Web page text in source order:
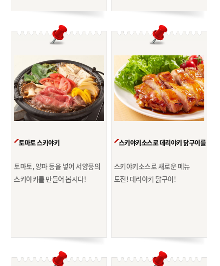
토마토 스키야키
토마토, 양파 등을 넣어 서양풍의
스키야키를 만들어 봅시다!
스키야키소스로 데리야키 닭구이를
스키야키소스로 새로운 메뉴
도전! 데리야키 닭구이!